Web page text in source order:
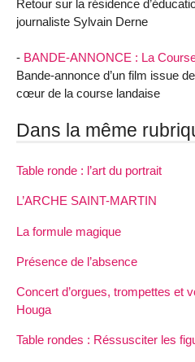
Retour sur la résidence
journaliste Sylvain Derne
- BANDE-ANNONCE : La
Bande-annonce d’un film issue
cœur de la course landaise
Dans la même
Table ronde : l’art du portrait
L’ARCHE SAINT-MARTIN
La formule magique
Présence de l’absence
Concert d’orgues, trompettes et
Houga
Table rondes : Réssusciter les